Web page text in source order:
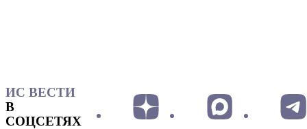
ИС ВЕСТИ
В
СОЦСЕТЯХ